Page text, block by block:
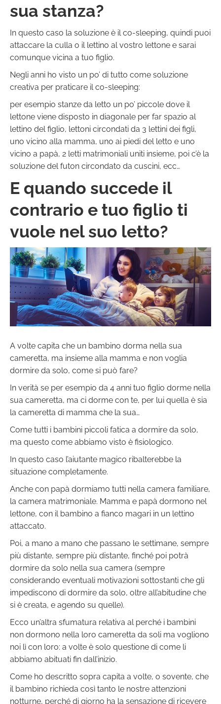
sua stanza?
In questo caso la soluzione è il co-sleeping, quindi puoi
attaccare la culla o il lettino al vostro lettone e sarai
comunque vicina a tuo figlio.
Negli anni ho visto un po’ di tutto come soluzione
creativa per praticare il co-sleeping:
per esempio stanze da letto un po’ piccole dove il
lettone viene disposto in diagonale per far spazio al
lettino del figlio, lettoni circondati da 3 lettini dei figli,
uno vicino alla mamma, uno ai piedi del letto e uno
vicino a papà, 2 letti matrimoniali uniti insieme, poi c’è la
soluzione del futon circondato da cuscini, ecc…
E quando succede il
contrario e tuo figlio ti
vuole nel suo letto?
A volte capita che un bambino dorma nella sua
cameretta, ma insieme alla mamma e non voglia
dormire da solo, come si può fare?
In verità se per esempio da 4 anni tuo figlio dorme nella
sua cameretta, ma ci dorme con te, per lui quella è sia
la cameretta di mamma che la sua…
Come tutti i bambini piccoli fatica a dormire da solo,
ma questo come abbiamo visto è fisiologico.
In questo caso l’aiutante magico ribalterebbe la
situazione completamente.
Anche con papà dormiamo tutti nella camera familiare,
la camera matrimoniale. Mamma e papà dormono nel
lettone, con il bambino a fianco magari in un lettino
attaccato.
Poi, a mano a mano che passano le settimane, sempre
più distante, sempre più distante, finché poi potrà
dormire da solo nella sua camera (sempre
considerando eventuali motivazioni sottostanti che gli
impediscono di dormire da solo, oltre all’abitudine che
si è creata, e agendo su quelle).
Ecco un’altra sfumatura relativa al perché i bambini
non dormono nella loro cameretta da soli ma vogliono
noi lì con loro: a volte è solo questione di come li
abbiamo abituati fin dall’inizio.
Come ho descritto sopra capita a volte, o sovente, che
il bambino richieda così tanto le nostre attenzioni
notturne, perché di giorno ha la sensazione di ricevere